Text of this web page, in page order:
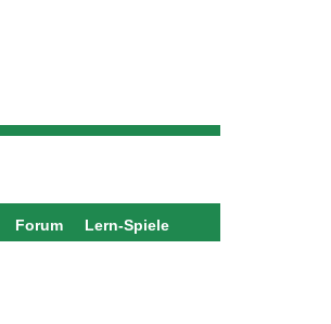
Forum Lern-Spiele